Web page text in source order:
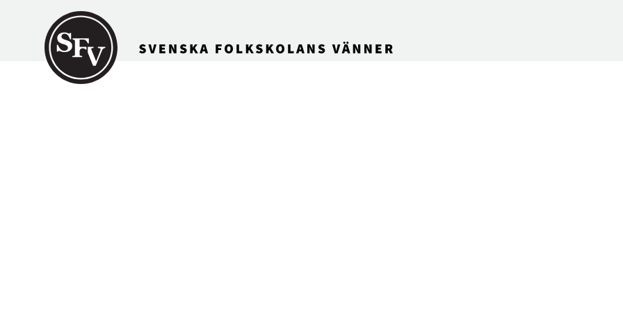
Gå till innehållet